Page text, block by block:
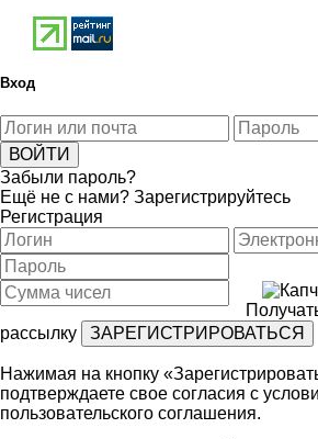
Вход
Забыли пароль?
Ещё не с нами? Зарегистрируйтесь
Регистрация
рассылку
Нажимая на кнопку
подтверждаете свое согласия с
пользовательского соглашения.